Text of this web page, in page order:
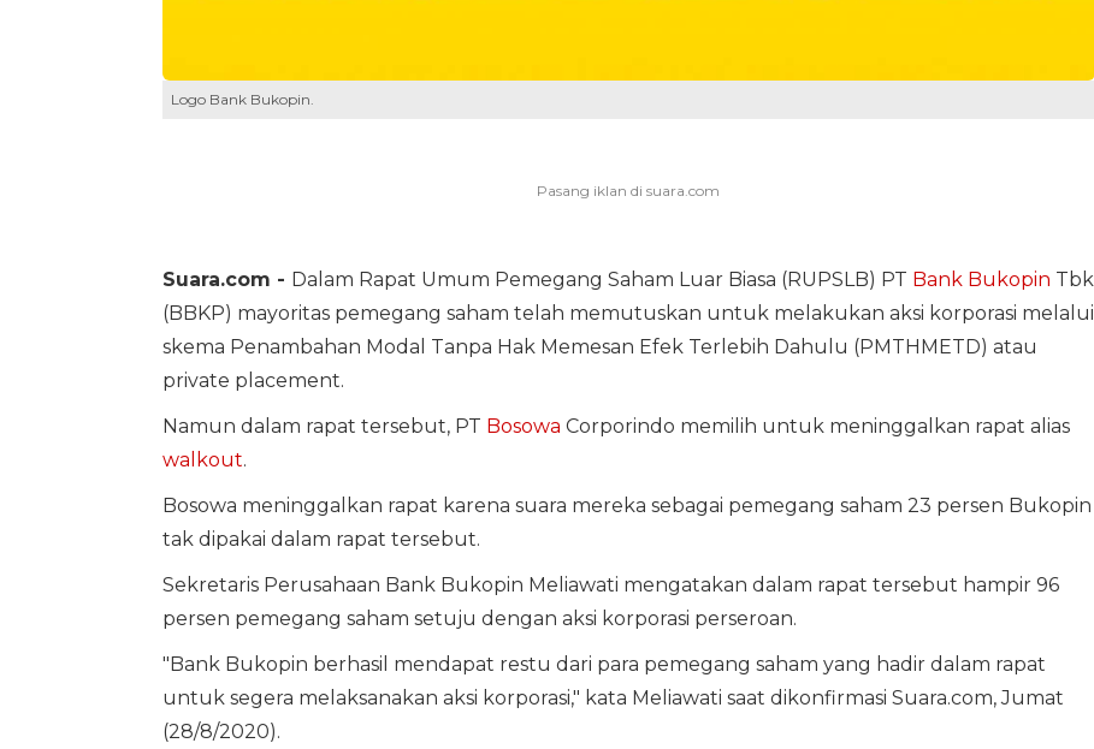
Logo Bank Bukopin.
Suara.com - Dalam Rapat Umum Pemegang Saham Luar Biasa (RUPSLB) PT Bank Bukopin Tbk
(BBKP) mayoritas pemegang saham telah memutuskan untuk melakukan aksi korporasi melalui
skema Penambahan Modal Tanpa Hak Memesan Efek Terlebih Dahulu (PMTHMETD) atau
private placement.
Namun dalam rapat tersebut, PT Bosowa Corporindo memilih untuk meninggalkan rapat alias
walkout.
Bosowa meninggalkan rapat karena suara mereka sebagai pemegang saham 23 persen Bukopin
tak dipakai dalam rapat tersebut.
Sekretaris Perusahaan Bank Bukopin Meliawati mengatakan dalam rapat tersebut hampir 96
persen pemegang saham setuju dengan aksi korporasi perseroan.
"Bank Bukopin berhasil mendapat restu dari para pemegang saham yang hadir dalam rapat
untuk segera melaksanakan aksi korporasi," kata Meliawati saat dikonfirmasi Suara.com, Jumat
(28/8/2020).